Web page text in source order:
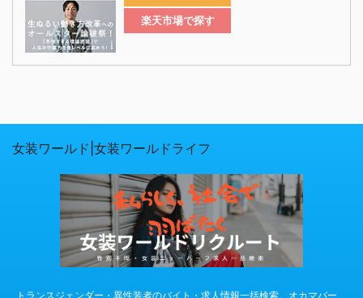
楽天市場
女装ワールド 女装ワールドライフ
トランスジェンダー・異性装者のバイト・求人情報一括検索。オカマバー、